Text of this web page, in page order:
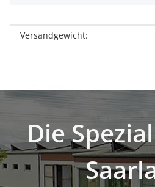
Produkteigenschaft
Wert
Versandgewicht:
Die